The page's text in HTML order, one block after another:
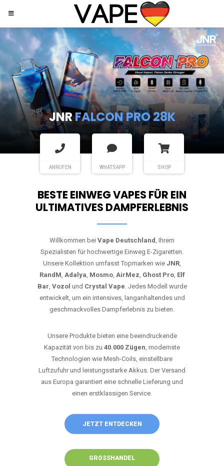
JNRSHISHA HOOKAH MAX
ANRUFEN WHATSAPP SHOP
BESTE EINWEG VAPES FÜR EIN
ULTIMATIVES DAMPFERLEBNIS
Willkommen bei Vape Deutschland, Ihrem
Spezialisten für hochwertige Einweg E-Zigaretten.
Unsere Kollektion umfasst Topmarken wie JNR,
RandM, Adalya, Mosmo, AirMez, Ghost Pro, Elf
Bar, Vozol und Crystal Vape. Jedes Modell wurde
entwickelt, um ein intensives, langanhaltendes und
geschmackvolles Dampferlebnis zu bieten.
Unsere Produkte bieten eine beeindruckende
Kapazität von bis zu 40.000 Zügen, modernste
Technologien wie Mesh-Coils, einstellbare
Luftzufuhr und leistungsstarke Akkus. Der Versand
aus Europa garantiert eine schnelle Lieferung und
einen erstklassigen Service.
JETZT ENTDECKEN
GROSSHANDEL